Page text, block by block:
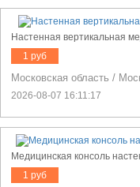
Настенная вертикальная
1 руб
Московская область /
2026-08-07 16:11:17
Медицинская консоль
1 руб